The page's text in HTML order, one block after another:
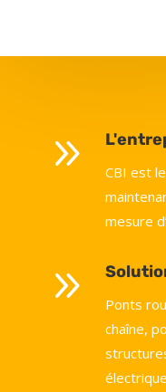
9
CBI est
mesure
9
Ponts
chaîne,